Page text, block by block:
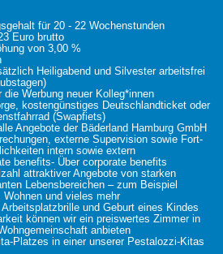
für 20 - 22 Wochenstunden
Euro brutto
von 3,00 %
Heiligabend und Silvester arbeitsfrei
die Werbung neuer Kolleg*innen
kostengünstiges Deutschlandticket oder
(Swapfiets)
Angebote der Bäderland Hamburg GmbH
externe Supervision sowie Fort-
intern sowie extern
benefits- Über corporate benefits
attraktiver Angebote von starken
Lebensbereichen – zum Beispiel
und vieles mehr
und Geburt eines Kindes
können wir ein preiswertes Zimmer in
anbieten
Platzes in einer unserer Pestalozzi-Kitas